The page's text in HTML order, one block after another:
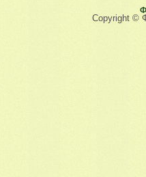
Copyright ©